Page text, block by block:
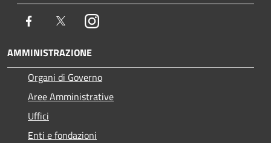
Facebook TwitterInstagram
AMMINISTRAZIONE
Organi di Governo
Aree Amministrative
Uffici
Enti e fondazioni